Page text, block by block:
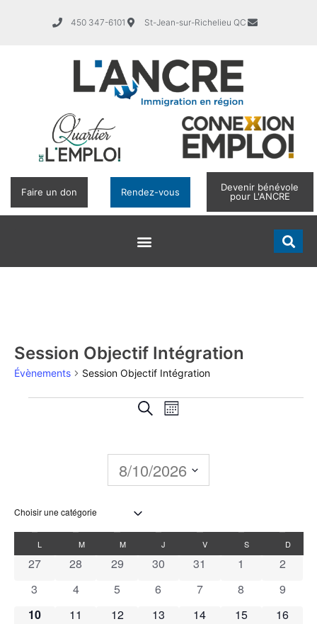
450 347-6101 St-Jean-sur-Richelieu QC
Faire un don Rendez-vous
Devenir bénévole
pour L'ANCRE
Session Objectif Intégration
Évènements Session Objectif Intégration
Recherche
navigation
vues
Évènements
RechercheNavigation
vues
Évènement
Mois
8/10/2026
Sélectionnez
une
date.Calendrier
de
Évènements
L M M J V S D
0 évènements
27 0 évènements
28 0 évènements
29 0 évènements
30 0 évènements
31 0 évènements
1 0
2
0 évènements
3 0 évènements
4 0 évènements
5 0 évènements
6 0 évènements
7 0 évènements
8 0
9
0 évènements
10 0 évènements
11 0 évènements
12 0 évènements
13 0 évènements
14 0 évènements
15 0
16